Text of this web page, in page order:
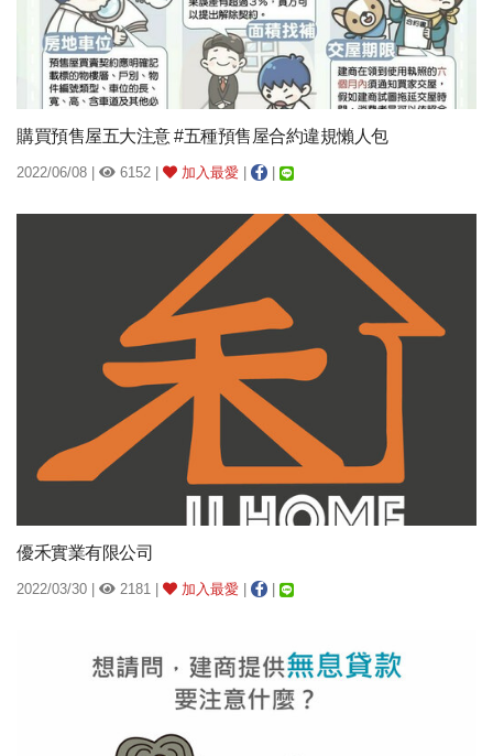
購買預售屋五大注意 #五種預售屋合約違規懶人包
2022/06/08 | 6152 | 加入最愛
優禾實業有限公司
2022/03/30 | 2181 | 加入最愛